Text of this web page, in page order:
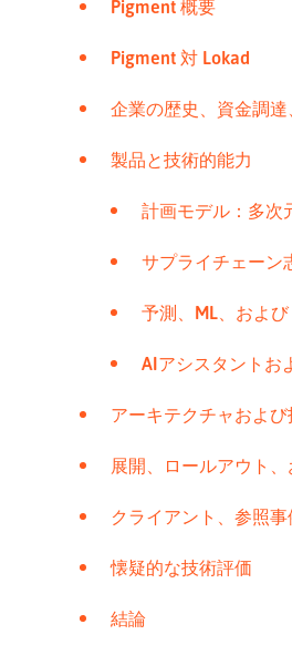
Pigment 概要
Pigment 対 Lokad
企業の歴史、資金調
製品と技術的能力
計画モデル：多次
サプライチェーン
予測、ML、および
AIアシスタントお
アーキテクチャおよ
展開、ロールアウト
クライアント、参照
懐疑的な技術評価
結論